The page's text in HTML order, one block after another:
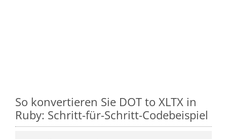
So konvertieren Sie DOT to XLTX in
Ruby: Schritt-für-Schritt-Codebeispiel